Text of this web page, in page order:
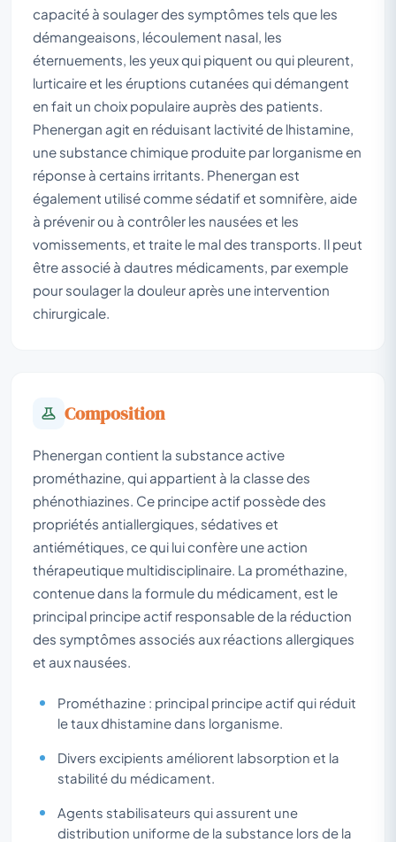
capacité à soulager des symptômes tels que les
démangeaisons, lécoulement nasal, les
éternuements, les yeux qui piquent ou qui pleurent,
lurticaire et les éruptions cutanées qui démangent
en fait un choix populaire auprès des patients.
Phenergan agit en réduisant lactivité de lhistamine,
une substance chimique produite par lorganisme en
réponse à certains irritants. Phenergan est
également utilisé comme sédatif et somnifère, aide
à prévenir ou à contrôler les nausées et les
vomissements, et traite le mal des transports. Il peut
être associé à dautres médicaments, par exemple
pour soulager la douleur après une intervention
chirurgicale.
Composition
Phenergan contient la substance active
prométhazine, qui appartient à la classe des
phénothiazines. Ce principe actif possède des
propriétés antiallergiques, sédatives et
antiémétiques, ce qui lui confère une action
thérapeutique multidisciplinaire. La prométhazine,
contenue dans la formule du médicament, est le
principal principe actif responsable de la réduction
des symptômes associés aux réactions allergiques
et aux nausées.
Prométhazine : principal principe actif qui réduit
le taux dhistamine dans lorganisme.
Divers excipients améliorent labsorption et la
stabilité du médicament.
Agents stabilisateurs qui assurent une
distribution uniforme de la substance lors de la